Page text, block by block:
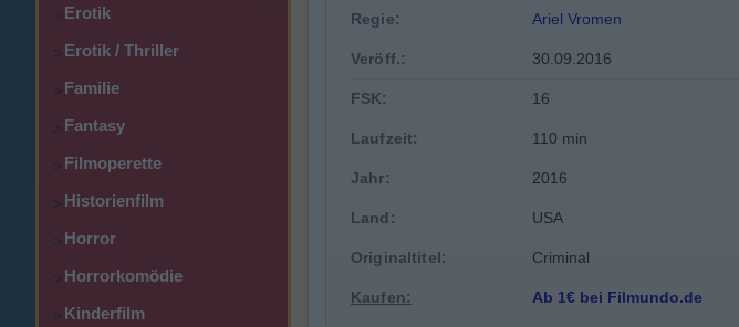
>Erotik
>Erotik / Thriller
>Familie
>Fantasy
>Filmoperette
>Historienfilm
>Horror
>Horrorkomödie
>Kinderfilm
Regie: Ariel Vromen
Veröff.: 30.09.2016
FSK: 16
Laufzeit: 110 min
Jahr: 2016
Land: USA
Originaltitel: Criminal
Kaufen: Ab 1€ bei Filmundo.de